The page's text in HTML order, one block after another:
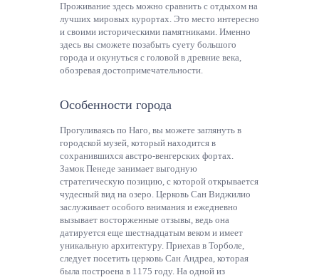
Проживание здесь можно сравнить с отдыхом на
лучших мировых курортах. Это место интересно
и своими историческими памятниками. Именно
здесь вы сможете позабыть суету большого
города и окунуться с головой в древние века,
обозревая достопримечательности.
Особенности города
Прогуливаясь по Наго, вы можете заглянуть в
городской музей, который находится в
сохранившихся австро-венгерских фортах.
Замок Пенеде занимает выгодную
стратегическую позицию, с которой открывается
чудесный вид на озеро. Церковь Сан Виджилио
заслуживает особого внимания и ежедневно
вызывает восторженные отзывы, ведь она
датируется еще шестнадцатым веком и имеет
уникальную архитектуру. Приехав в Торболе,
следует посетить церковь Сан Андреа, которая
была построена в 1175 году. На одной из